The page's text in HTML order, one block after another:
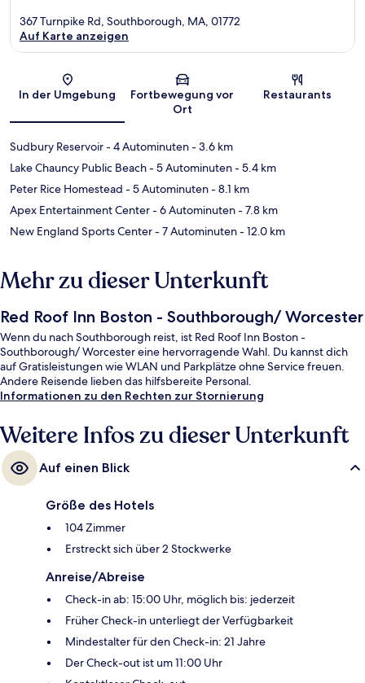
Karte
367 Turnpike Rd, Southborough, MA, 01772
Auf Karte anzeigen
In der Umgebung
Fortbewegung vor
Ort
Restaurants
Sudbury Reservoir- 4 Autominuten- 3.6 km
Lake Chauncy Public Beach- 5 Autominuten- 5.4 km
Peter Rice Homestead - 5 Autominuten- 8.1 km
Apex Entertainment Center- 6 Autominuten- 7.8 km
New England Sports Center- 7 Autominuten- 12.0 km
Mehr zu dieser Unterkunft
Red Roof Inn Boston - Southborough/ Worcester
Wenn du nach Southborough reist, ist Red Roof Inn Boston -
Southborough/ Worcester eine hervorragende Wahl. Du kannst dich
auf Gratisleistungen wie WLAN und Parkplätze ohne Service freuen.
Andere Reisende lieben das hilfsbereite Personal.
Informationen zu den Rechten zur Stornierung
Weitere Infos zu dieser Unterkunft
Auf einen Blick
Größe des Hotels
104 Zimmer
Erstreckt sich über 2 Stockwerke
Anreise/Abreise
Check-in ab: 15:00 Uhr, möglich bis: jederzeit
Früher Check-in unterliegt der Verfügbarkeit
Mindestalter für den Check-in: 21 Jahre
Der Check-out ist um 11:00 Uhr